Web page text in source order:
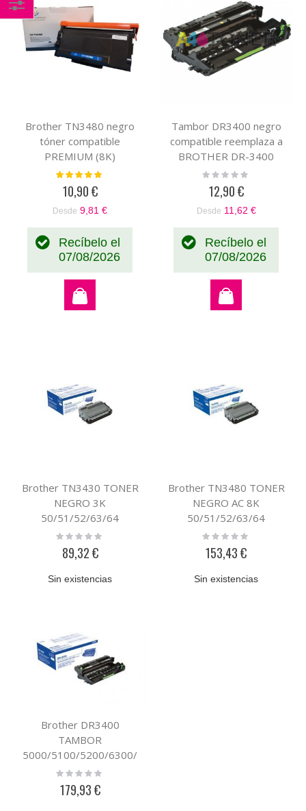
Brother TN3480 negro
tóner compatible
PREMIUM (8K)
Valoración:
10,90 €
Desde 9,81 €
Recíbelo el
07/08/2026
Tambor DR3400 negro
compatible reemplaza a
BROTHER DR-3400
PREMIUM
Rating:
12,90 €
Desde 11,62 €
Recíbelo el
07/08/2026
Brother TN3430 TONER
NEGRO 3K
50/51/52/63/64
Rating:
89,32 €
Sin existencias
Brother TN3480 TONER
NEGRO AC 8K
50/51/52/63/64
Rating:
153,43 €
Sin existencias
Brother DR3400
TAMBOR
5000/5100/5200/6300/
6400
Rating:
179,93 €
Comprar
por